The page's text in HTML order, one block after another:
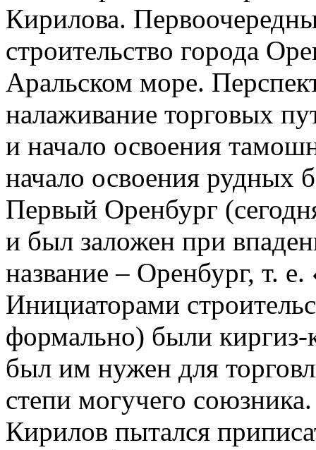
Кирилова.
строительство города
Аральском море.
налаживание торговых
и начало освоения
начало освоения рудных
Первый Оренбург
и был заложен при
название – Оренбург, т.
Инициаторами
формально) были киргиз-
был им нужен для
степи могучего
Кирилов пытался